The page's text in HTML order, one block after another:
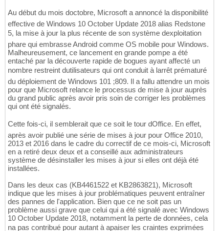
Au début du mois doctobre, Microsoft a annoncé la disponibilité
effective de Windows 10 October Update 2018 alias Redstone
5, la mise à jour la plus récente de son système dexploitation
phare qui embrasse Android comme OS mobile pour Windows.
Malheureusement, ce lancement en grande pompe a été
entaché par la découverte rapide de bogues ayant affecté un
nombre restreint dutilisateurs qui ont conduit à larrêt prématuré
du déploiement de Windows 101 ;809. Il a fallu attendre un mois
pour que Microsoft relance le processus de mise à jour auprès
du grand public après avoir pris soin de corriger les problèmes
qui ont été signalés.
Cette fois-ci, il semblerait que ce soit le tour dOffice. En effet,
après avoir publié une série de mises à jour pour Office 2010,
2013 et 2016 dans le cadre du correctif de ce mois-ci, Microsoft
en a retiré deux deux et a conseillé aux administrateurs
système de désinstaller les mises à jour si elles ont déjà été
installées.
Dans les deux cas (KB4461522 et KB2863821), Microsoft
indique que les mises à jour problématiques peuvent entraîner
des pannes de l'application. Bien que ce ne soit pas un
problème aussi grave que celui qui a été signalé avec Windows
10 October Update 2018, notamment la perte de données, cela
na pas contribué pour autant à apaiser les craintes exprimées